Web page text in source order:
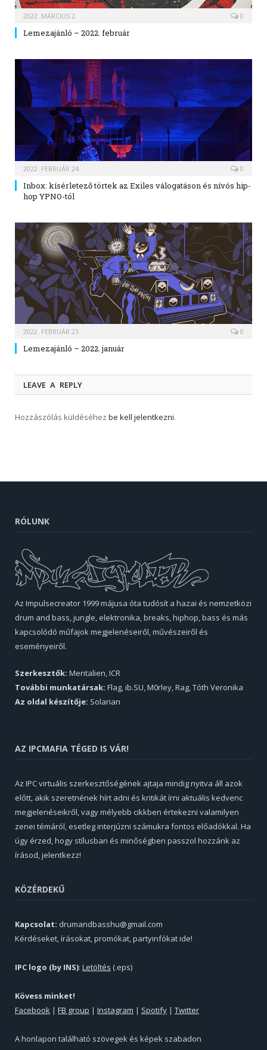
2022. MÁRCIUS 2. 0
Lemezajánló – 2022. február
2022. FEBRUÁR 24. 0
Inbox: kísérletező törtek az Exiles válogatáson és nívós hip-
hop YPNO-tól
2022. FEBRUÁR 23. 0
Lemezajánló – 2022. január
LEAVE A REPLY
Hozzászólás küldéséhez be kell jelentkezni.
RÓLUNK
Az Impulsecreator 1999 májusa óta tudósít a hazai és nemzetközi
drum and bass, jungle, elektronika, breaks, hiphop, bass és más
kapcsolódó műfajok megjelenéseiről, művészeiről és
eseményeiről.
Szerkesztők: Mentalien, ICR
További munkatársak: Flag, ib.SU, M0rley, Rag, Tóth Veronika
Az oldal készítője: Solarian
AZ IPCMAFIA TÉGED IS VÁR!
Az IPC virtuális szerkesztőségének ajtaja mindig nyitva áll azok
előtt, akik szeretnének hírt adni és kritikát írni aktuális kedvenc
megjelenéseikről, vagy mélyebb cikkben értekezni valamilyen
zenei témáról, esetleg interjúzni számukra fontos előadókkal. Ha
úgy érzed, hogy stílusban és minőségben passzol hozzánk az
írásod, jelentkezz!
KÖZÉRDEKŰ
Kapcsolat: drumandbasshu@gmail.com
Kérdéseket, írásokat, promókat, partyinfókat ide!
IPC logo (by INS): Letöltés (.eps)
Kövess minket!
Facebook | FB group | Instagram | Spotify | Twitter
A honlapon található szövegek és képek szabadon